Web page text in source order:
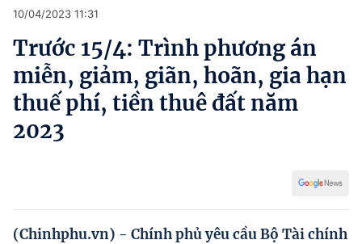
Tham vấn chính sách
Người dân góp ý
Doanh nghiệp hiến kế
Phát triển kinh tế tư nhân và doanh nghiệp dân tộc
10/04/2023 11:31
Trước 15/4: Trình phương án
miễn, giảm, giãn, hoãn, gia hạn
thuế phí, tiền thuê đất năm
2023
(Chinhphu.vn) - Chính phủ yêu cầu Bộ Tài chính